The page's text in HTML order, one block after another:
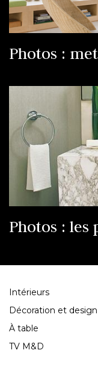
Photos :
Photos : les
Intérieurs
Décoration et design
À table
TV M&D